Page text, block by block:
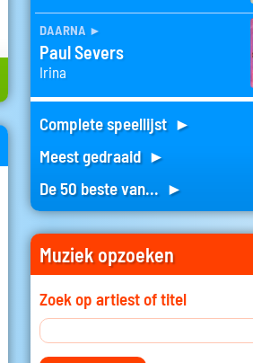
daarna ►
Paul Severs
Irina
Complete speellijst ►
Meest gedraaid ►
De 50 beste van... ►
Muziek opzoeken
Zoek op artiest of titel